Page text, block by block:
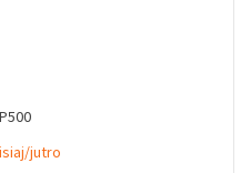
jutro